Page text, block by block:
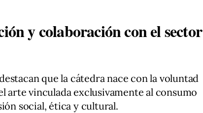
y colaboración con el sector
que la cátedra nace con la voluntad
arte vinculada exclusivamente al consumo
social, ética y cultural.